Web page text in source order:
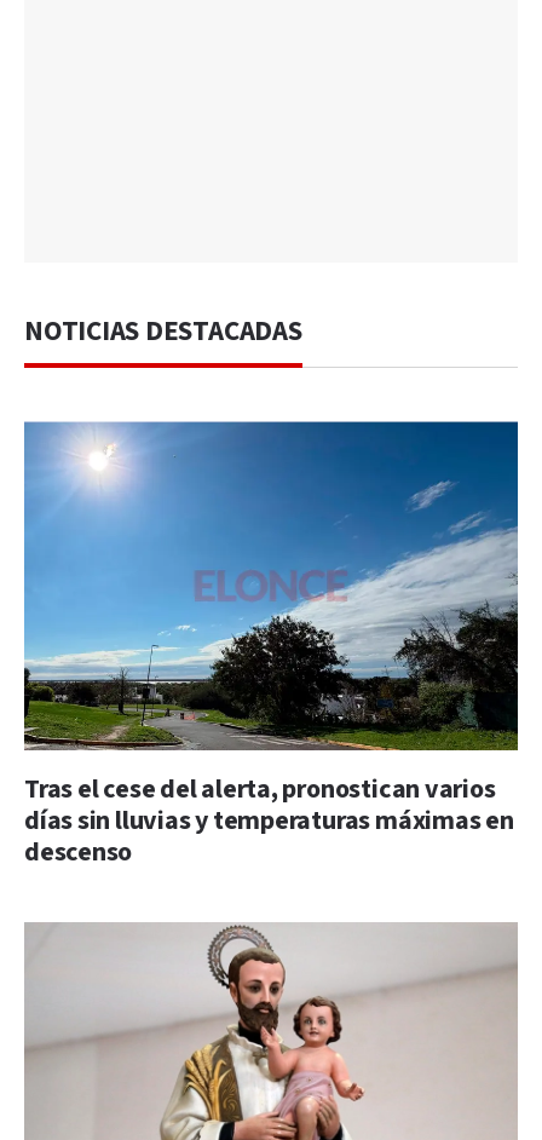
NOTICIAS DESTACADAS
Tras el cese del alerta, pronostican varios
días sin lluvias y temperaturas máximas en
descenso